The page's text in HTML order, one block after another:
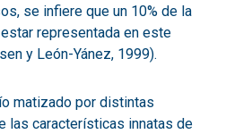
se infiere que un 10% de la
representada en este
y León-Yánez, 1999).
matizado por distintas
las características innatas de